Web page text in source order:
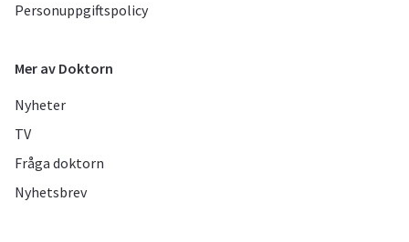
Personuppgiftspolicy
Mer av Doktorn
Nyheter
TV
Fråga doktorn
Nyhetsbrev